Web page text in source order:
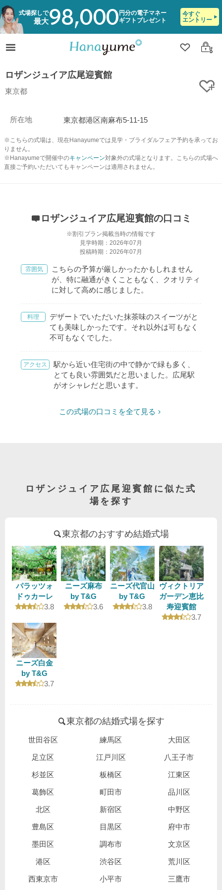
式場探しで
最大98,000 円分の電子マネー
ギフトプレゼント
今すぐ
エントリー
クリップ
ログ
ロザンジュイア広尾迎賓館
東京都
所在地 東京都港区南麻布5-11-15
※こちらの式場は、現在Hanayumeでは見学・ブライダルフェア予約を承ってお
りません。
※Hanayumeで開催中のキャンペーン対象外の式場となります。こちらの式場へ
直接ご予約いただいてもキャンペーンは適用されません。
ロザンジュイア広尾迎賓館の口コミ
※割引プラン掲載当時の情報です
見学時期：2026年07月
投稿時期：2026年07月
雰囲気
こちらの予算が厳しかったかもしれません
が、特に融通がきくこともなく、クオリティ
に対して高めに感じました。
料理
デザートでいただいた抹茶味のスイーツがと
ても美味しかったです。それ以外は可もなく
不可もなくでした。
アクセス
駅から近い住宅街の中で静かで緑も多く、
とても良い雰囲気だと思いました。広尾駅
がオシャレだと思います。
この式場の口コミを全て見る
ロザンジュイア広尾迎賓館に似た式
場を探す
東京都のおすすめ結婚式場
パラッツォ
ドゥカーレ
口コミ評価
3.8
ニーズ麻布
by T&G
口コミ評価
3.6
ニーズ代官山
by T&G
口コミ評価
3.8
ヴィクトリア
ガーデン恵比
寿迎賓館
口コミ評
3.7
ニーズ白金
by T&G
口コミ評価
3.7
東京都の結婚式場を探す
世田谷区 練馬区 大田区
足立区 江戸川区 八王子市
杉並区 板橋区 江東区
葛飾区 町田市 品川区
北区 新宿区 中野区
豊島区 目黒区 府中市
墨田区 調布市 文京区
港区 渋谷区 荒川区
西東京市 小平市 三鷹市